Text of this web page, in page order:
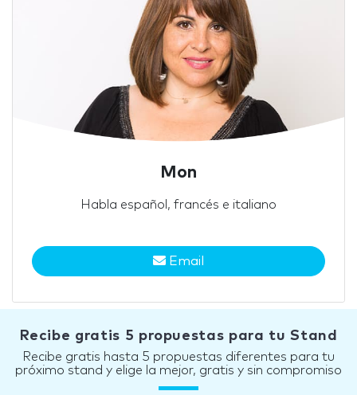
Mon
Habla español, francés e italiano
Email
Recibe gratis 5 propuestas para tu Stand
Recibe gratis hasta 5 propuestas diferentes para tu
próximo stand y elige la mejor, gratis y sin compromiso